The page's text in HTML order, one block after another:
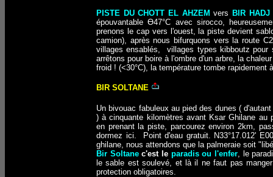
PISTE DU CHOTT EL AHZEM vers BIR HADJ
épouvantableӨ47°C avec sirocco,
prenons le cap vers l'ouest, la piste devient
camion), après nous bifurquons vers la route
villages ensablés, villages types kibboutz pour
arrêtons pour boire à l'ombre d'un arbre, la
froid ! (<30°C), la température tombe
BIR SOLTANE
Un bivouac fabuleux au pied des dunes (
) à cinquante kilomètres avant Ksar Ghilane au
en prenant la piste, parcourez environ 2km,
dormez ici. Point d'eau gratuit. N33°17.012'
ghilane, nous attendons que la palmeraie soit
Bir Soltanec'est le paradis ou l'enfer, le
le sable est soulevé, et là il ne faut pas
protection obligatoires.